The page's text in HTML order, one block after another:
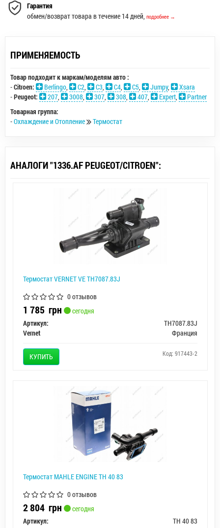
Гарантия
обмен/возврат товара в течение 14 дней, подробнее →
ПРИМЕНЯЕМОСТЬ
Товар подходит к маркам/моделям авто :
-Citroen: Berlingo, C2, C3, C4, C5, Jumpy,
Xsara
-Peugeot: 207, 3008, 307, 308, 407, Expert,
Partner
Товарная группа:
-Охлаждение и Отопление Термостат
АНАЛОГИ "1336.AF PEUGEOT/CITROEN":
Термостат VERNET VE TH7087.83J
0 отзывов
1 785 грн
сегодня
Артикул:
TH7087.83J
Vernet
Франция
КУПИТЬ Код: 917443-2
Термостат MAHLE ENGINE TH 40 83
0 отзывов
2 804 грн
сегодня
Артикул:
TH 40 83